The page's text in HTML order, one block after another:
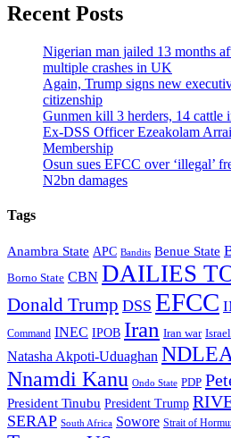
Recent Posts
Nigerian man jailed 13 months
multiple crashes in UK
Again, Trump signs new
citizenship
Gunmen kill 3 herders, 14 cattle
Ex-DSS Officer Ezeakolam
Membership
Osun sues EFCC over ‘illegal’
N2bn damages
Tags
Anambra State APC Bandits Benue State
Borno State CBN DAILIES
Donald Trump DSS EFCC
Command INEC IPOB Iran Iran war Israel
Natasha Akpoti-Uduaghan
Nnamdi Kanu Ondo State PDP
President Tinubu President Trump
SERAP South Africa Sowore Strait of